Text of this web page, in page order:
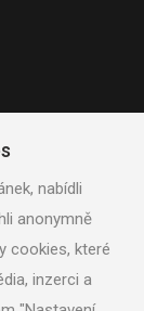
nabídli
anonymně
cookies, které
inzerci a